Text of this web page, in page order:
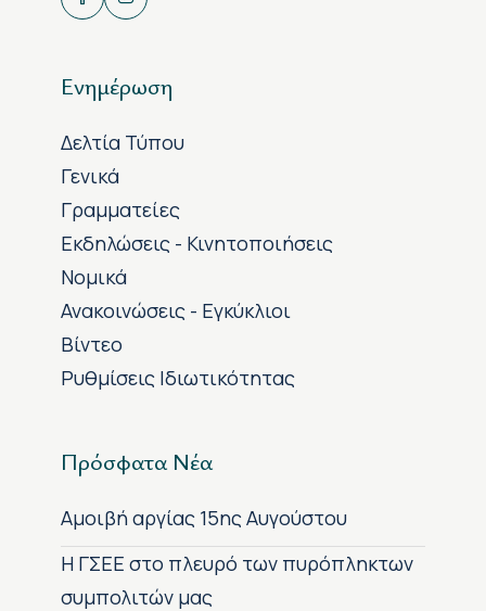
Ενημέρωση
Δελτία Τύπου
Γενικά
Γραμματείες
Εκδηλώσεις - Κινητοποιήσεις
Νομικά
Ανακοινώσεις - Εγκύκλιοι
Βίντεο
Ρυθμίσεις Ιδιωτικότητας
Πρόσφατα Νέα
Αμοιβή αργίας 15ης Αυγούστου
H ΓΣΕΕ στο πλευρό των πυρόπληκτων
συμπολιτών μας